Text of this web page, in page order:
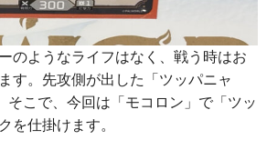
のようなライフはなく、戦う時はお
す。先攻側が出した「ツッパニャ
そこで、今回は「モコロン」で「ツッ
を仕掛けます。